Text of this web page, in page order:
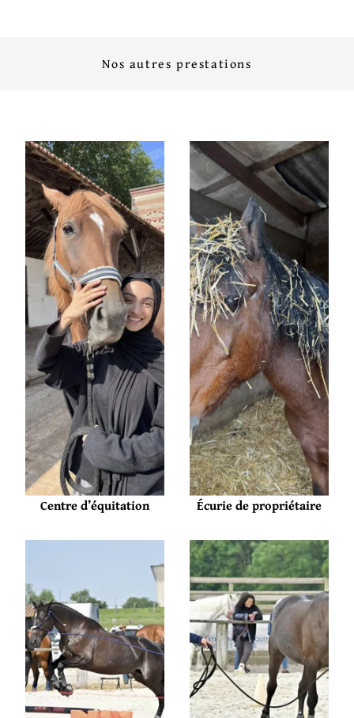
Nos autres prestations
Centre d’équitation Écurie de propriétaire